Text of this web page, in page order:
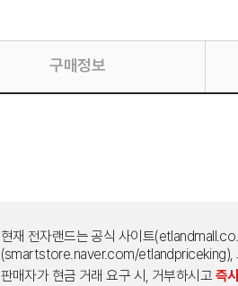
구매정보
현재 전자랜드는 공식 사이트
(smartstore.naver.com/etlandpriceking),
판매자가 현금 거래 요구 시, 거부하시고 즉